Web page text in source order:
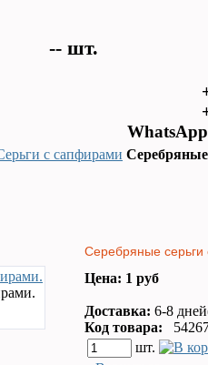
-- шт.
с сапфирами
Серебряные
Цена: 1 руб
Доставка: 6-8
Код товара:
шт.